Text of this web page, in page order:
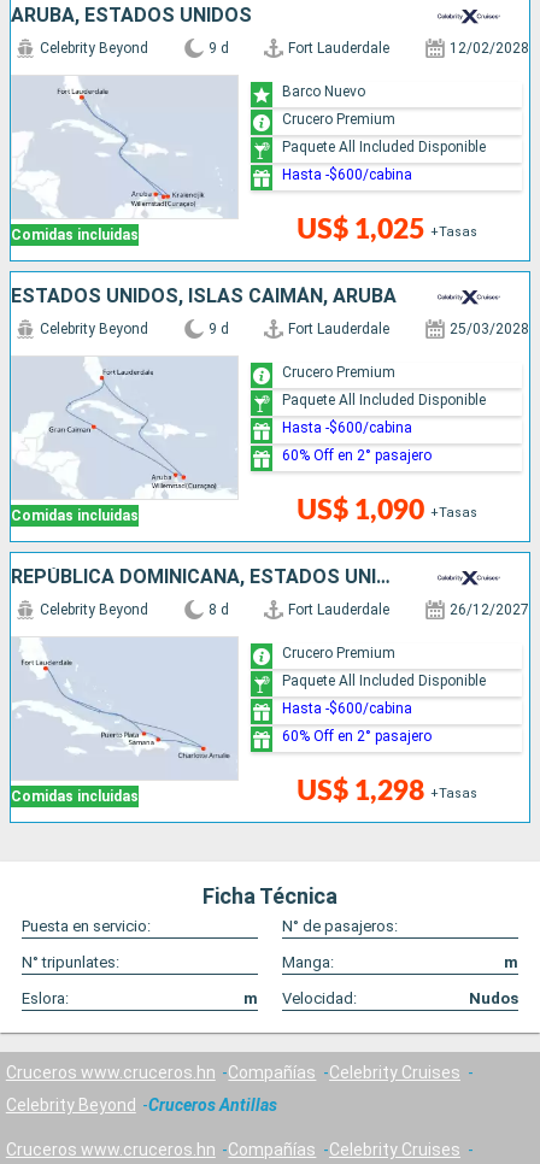
ARUBA, ESTADOS UNIDOS
Comidas incluidas
Celebrity Beyond 9 d Fort Lauderdale 12/02/2028
US$ 1,025 +Tasas
Barco Nuevo
Crucero Premium
Paquete All Included Disponible
Hasta -$600/cabina
ESTADOS UNIDOS, ISLAS CAIMÁN, ARUBA
Comidas incluidas
Celebrity Beyond 9 d Fort Lauderdale 25/03/2028
US$ 1,090 +Tasas
Crucero Premium
Paquete All Included Disponible
Hasta -$600/cabina
60% Off en 2° pasajero
REPÚBLICA DOMINICANA, ESTADOS UNIDOS
Comidas incluidas
Celebrity Beyond 8 d Fort Lauderdale 26/12/2027
US$ 1,298 +Tasas
Crucero Premium
Paquete All Included Disponible
Hasta -$600/cabina
60% Off en 2° pasajero
Ficha Técnica
Puesta en servicio:
N° de pasajeros:
N° tripunlates:
Manga:
m
Eslora:
m Velocidad: Nudos
Cruceros www.cruceros.hn Compañías
Celebrity Cruises
Celebrity Beyond
Cruceros Antillas
Cruceros www.cruceros.hn Compañías
Celebrity Cruises